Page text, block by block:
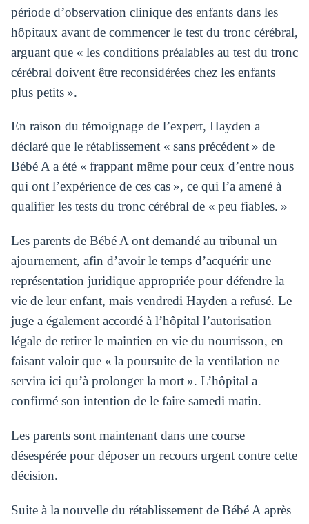
période d’observation clinique des enfants dans les
hôpitaux avant de commencer le test du tronc cérébral,
arguant que « les conditions préalables au test du tronc
cérébral doivent être reconsidérées chez les enfants
plus petits ».
En raison du témoignage de l’expert, Hayden a
déclaré que le rétablissement « sans précédent » de
Bébé A a été « frappant même pour ceux d’entre nous
qui ont l’expérience de ces cas », ce qui l’a amené à
qualifier les tests du tronc cérébral de « peu fiables. »
Les parents de Bébé A ont demandé au tribunal un
ajournement, afin d’avoir le temps d’acquérir une
représentation juridique appropriée pour défendre la
vie de leur enfant, mais vendredi Hayden a refusé. Le
juge a également accordé à l’hôpital l’autorisation
légale de retirer le maintien en vie du nourrisson, en
faisant valoir que « la poursuite de la ventilation ne
servira ici qu’à prolonger la mort ». L’hôpital a
confirmé son intention de le faire samedi matin.
Les parents sont maintenant dans une course
désespérée pour déposer un recours urgent contre cette
décision.
Suite à la nouvelle du rétablissement de Bébé A après